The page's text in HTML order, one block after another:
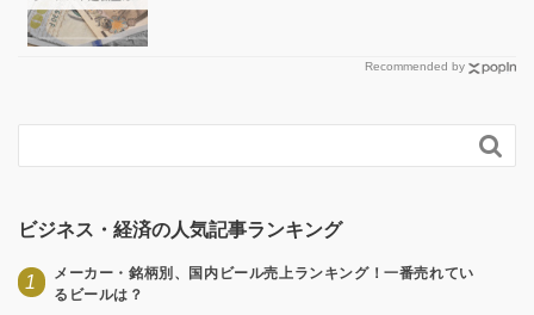
Recommended by

ビジネス・経済の人気記事ランキング
1
メーカー・銘柄別、国内ビール売上ランキング！一番売れてい
るビールは？